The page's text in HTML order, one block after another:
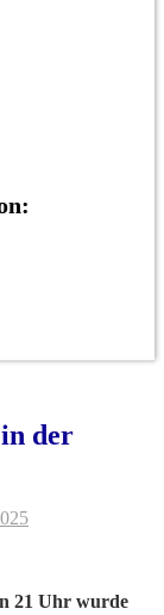
der
21 Uhr wurde